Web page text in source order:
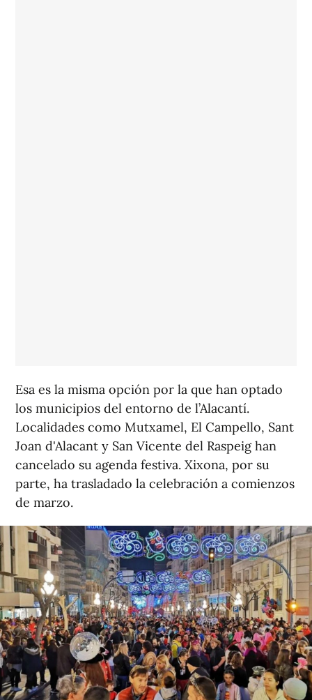
Esa es la misma opción por la que han optado
los municipios del entorno de l’Alacantí.
Localidades como Mutxamel, El Campello, Sant
Joan d'Alacant y San Vicente del Raspeig han
cancelado su agenda festiva. Xixona, por su
parte, ha trasladado la celebración a comienzos
de marzo.